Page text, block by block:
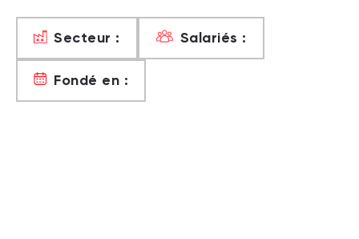
Secteur : Salariés :
Fondé en :